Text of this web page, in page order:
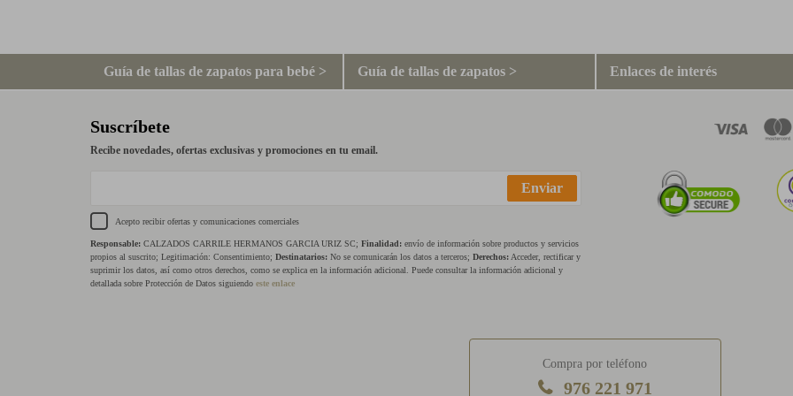
Guía de tallas de zapatos para bebé > Guía de tallas de zapatos > Enlaces de interés
Suscríbete
Recibe novedades, ofertas exclusivas y promociones en tu email.
Enviar
Acepto recibir ofertas y comunicaciones comerciales
Responsable: CALZADOS CARRILE HERMANOS GARCIA URIZ SC; Finalidad: envío de información sobre productos y servicios
propios al suscrito; Legitimación: Consentimiento; Destinatarios: No se comunicarán los datos a terceros; Derechos: Acceder, rectificar y
suprimir los datos, así como otros derechos, como se explica en la información adicional. Puede consultar la información adicional y
detallada sobre Protección de Datos siguiendo este enlace
Compra por teléfono
976 221 971